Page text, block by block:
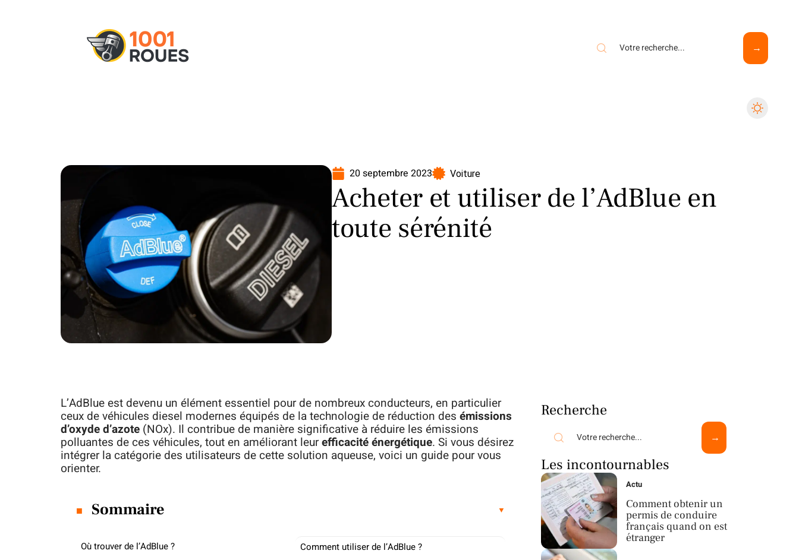
20 septembre 2023 Voiture
Acheter et utiliser de l’AdBlue en
toute sérénité
L’AdBlue est devenu un élément essentiel pour de nombreux conducteurs, en particulier
ceux de véhicules diesel modernes équipés de la technologie de réduction des émissions
d’oxyde d’azote (NOx). Il contribue de manière significative à réduire les émissions
polluantes de ces véhicules, tout en améliorant leurefficacité énergétique. Si vous désirez
intégrer la catégorie des utilisateurs de cette solution aqueuse, voici un guide pour vous
orienter.
Sommaire
Où trouver de l’AdBlue ?
Comment utiliser de l’AdBlue ?
Recherche
Les incontournables
Actu
Comment obtenir un
permis de conduire
français quand on est
étranger